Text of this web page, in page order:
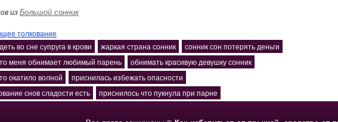
изБольшой сонник
толкование
во сне супруга в крови жаркая страна сонник
сонник сон потерять деньги
меня обнимает любимый парень
обнимать красивую девушку сонник
окатило волной
приснилась избежать опасности
снов сладости есть
приснилось что пукнула при парне